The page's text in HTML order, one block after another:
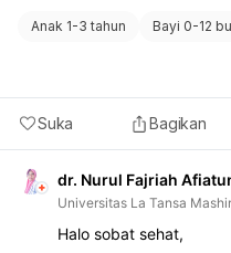
Anak 1-3 tahun Bayi 0-12
Suka Bagikan
dr. Nurul Fajriah
Universitas La Tansa
Halo sobat sehat,